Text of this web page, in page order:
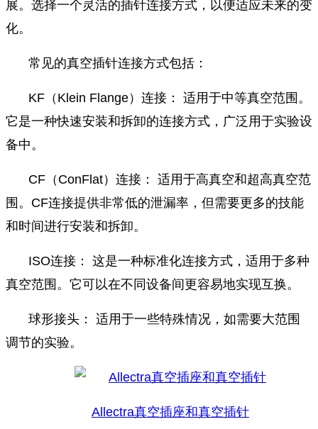
展。选择一个灵活的插针连接方式，以便适应未来的变
化。
常见的真空插针连接方式包括：
KF（Klein Flange）连接： 适用于中等真空范围。
它是一种快速安装和拆卸的连接方式，广泛用于实验设
备中。
CF（ConFlat）连接： 适用于高真空和超高真空范
围。CF连接提供非常低的泄漏率，但需要更多的技能
和时间进行安装和拆卸。
ISO连接： 这是一种标准化连接方式，适用于多种
真空范围。它可以在不同设备间更容易地实现互换。
球形接头： 适用于一些特殊情况，如需要大范围
调节的实验。
Allectra真空插座和真空插针